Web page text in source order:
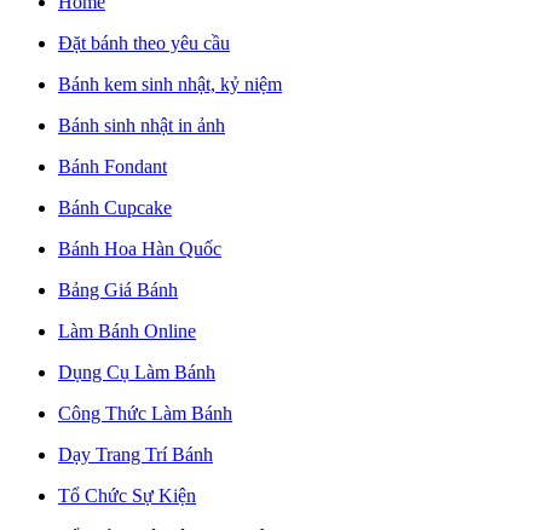
Đặt bánh theo yêu cầu
Bánh kem sinh nhật, kỷ niệm
Bánh sinh nhật in ảnh
Bánh Fondant
Bánh Cupcake
Bánh Hoa Hàn Quốc
Bảng Giá Bánh
Làm Bánh Online
Dụng Cụ Làm Bánh
Công Thức Làm Bánh
Dạy Trang Trí Bánh
Tổ Chức Sự Kiện